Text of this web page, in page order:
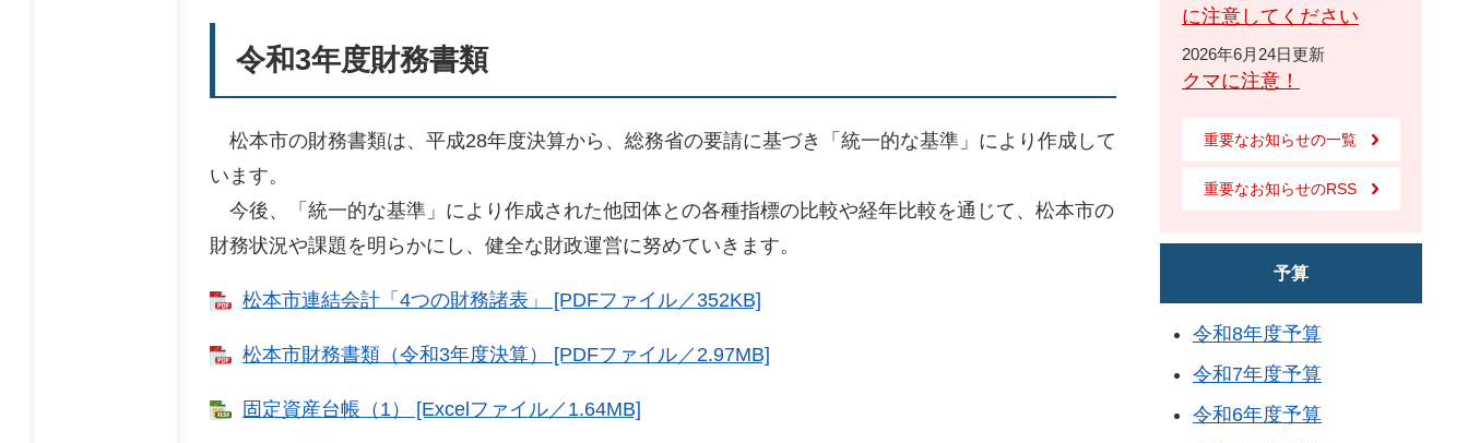
令和3年度財務書類
松本市の財務書類は、平成28年度決算から、総務省の要請に基づき「統一的な基準」により作成して
います。
今後、「統一的な基準」により作成された他団体との各種指標の比較や経年比較を通じて、松本市の
財務状況や課題を明らかにし、健全な財政運営に努めていきます。
松本市連結会計「4つの財務諸表」 [PDFファイル／352KB]
松本市財務書類（令和3年度決算） [PDFファイル／2.97MB]
固定資産台帳（1） [Excelファイル／1.64MB]
に注意してください
2026年6月24日更新
クマに注意！
重要なお知らせの一覧
重要なお知らせのRSS
予算
令和8年度予算
令和7年度予算
令和6年度予算